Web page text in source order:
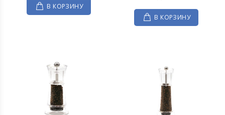
В КОРЗИНУ
В КОРЗИНУ